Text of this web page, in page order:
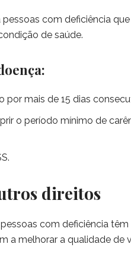
com deficiência
de saúde.
por mais de 15 dias
o período mínimo de
direitos
com deficiência
a melhorar a qualidade de